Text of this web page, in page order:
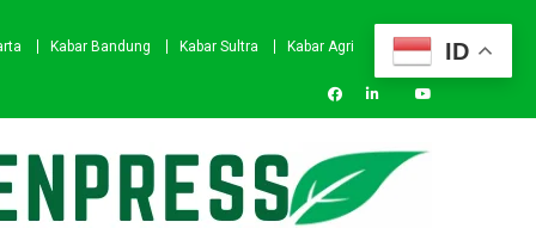
Kabar Bandung Kabar Sultra Kabar Agri ID